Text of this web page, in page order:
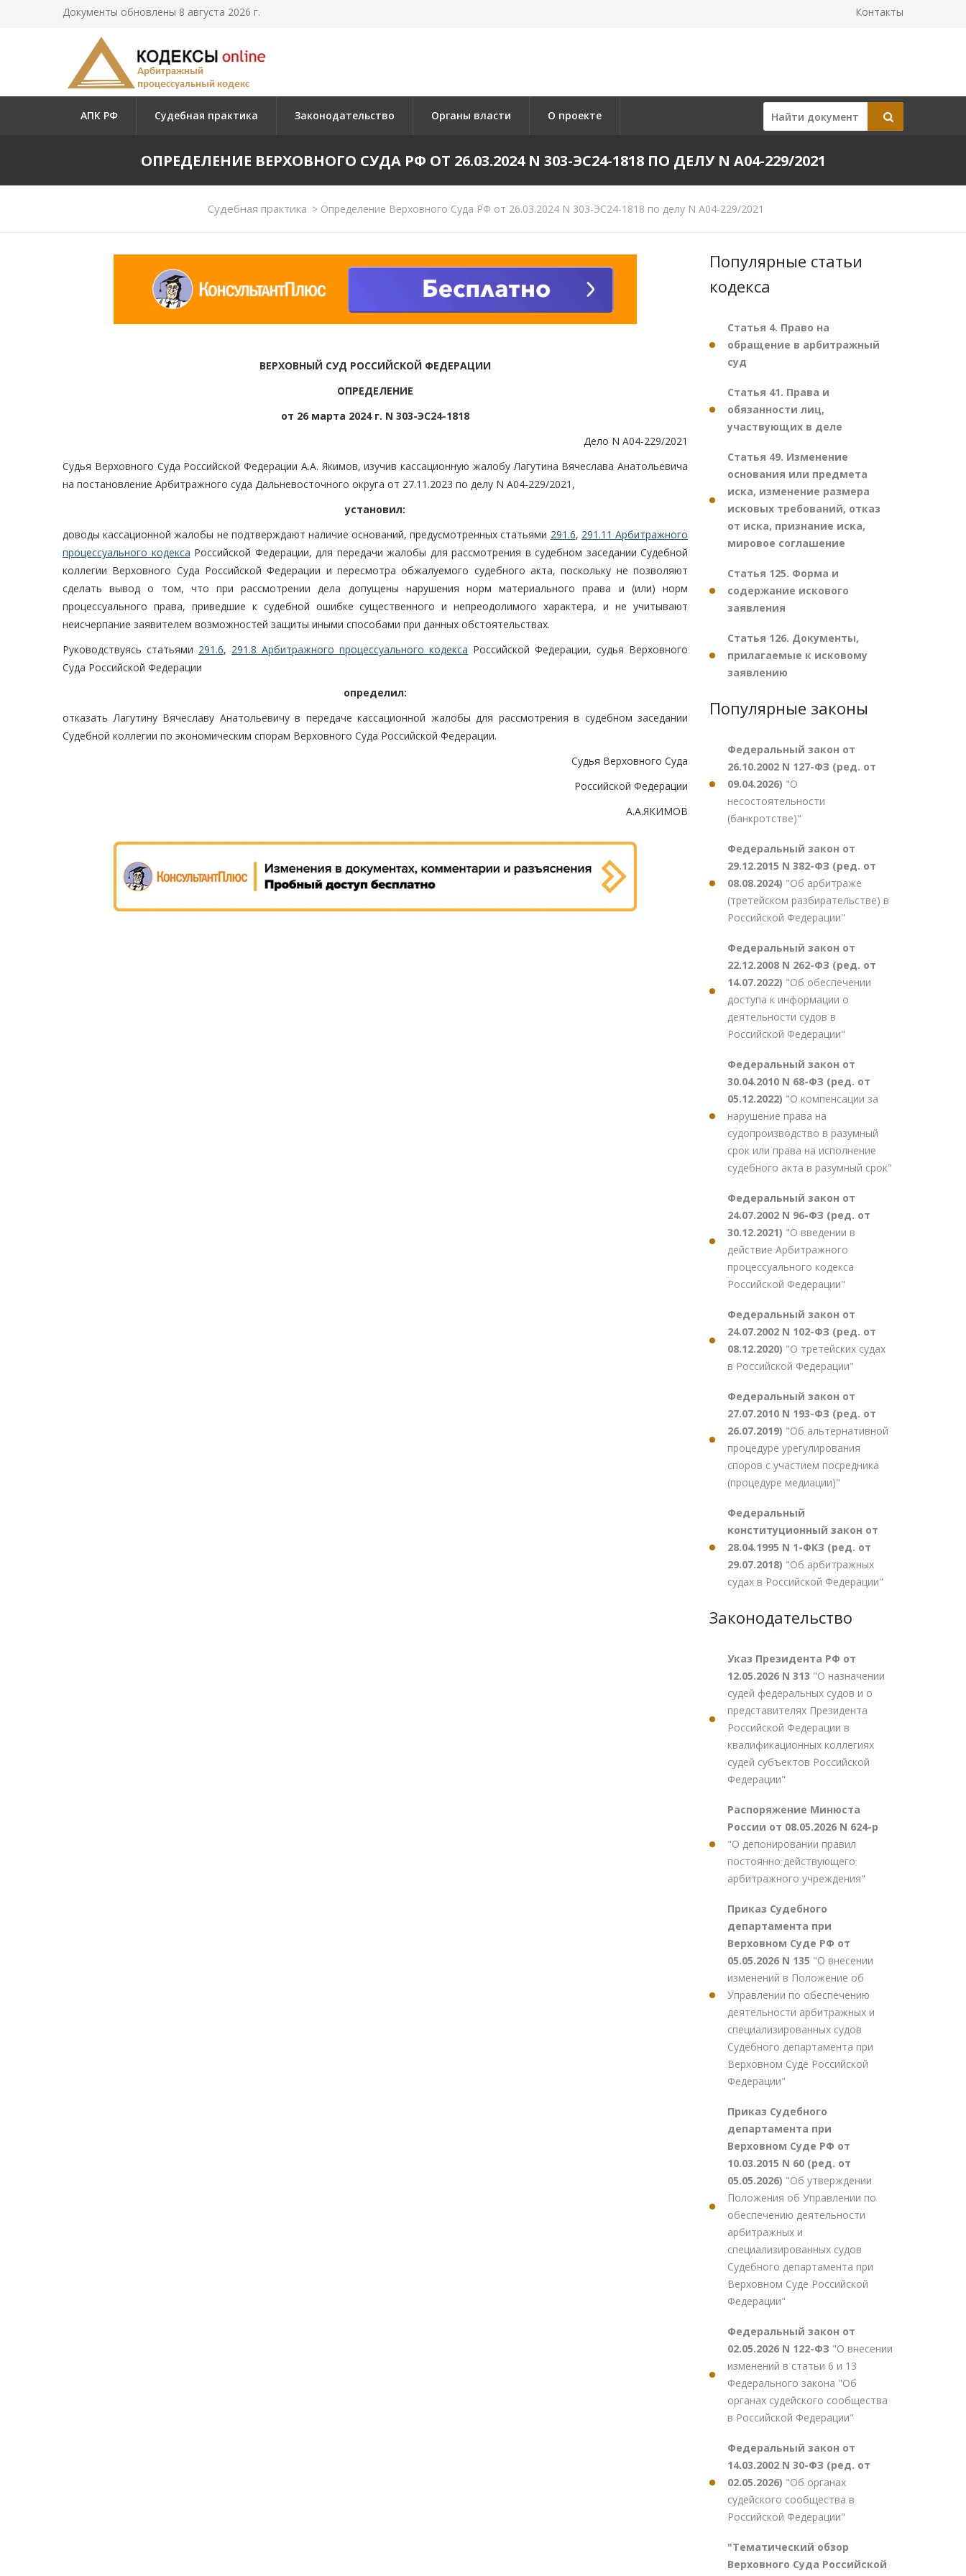
Документы обновлены 8 августа 2026 г. Контакты
АПК РФ Судебная практика Законодательство Органы власти О проекте
ОПРЕДЕЛЕНИЕ ВЕРХОВНОГО СУДА РФ ОТ 26.03.2024 N 303-ЭС24-1818 ПО ДЕЛУ N А04-229/2021
Судебная практика >Определение Верховного Суда РФ от 26.03.2024 N 303-ЭС24-1818 по делу N А04-229/2021
ВЕРХОВНЫЙ СУД РОССИЙСКОЙ ФЕДЕРАЦИИ
ОПРЕДЕЛЕНИЕ
от 26 марта 2024 г. N 303-ЭС24-1818
Дело N А04-229/2021
Судья Верховного Суда Российской Федерации А.А. Якимов, изучив кассационную жалобу Лагутина Вячеслава Анатольевича
на постановление Арбитражного суда Дальневосточного округа от 27.11.2023 по делу N А04-229/2021,
установил:
доводы кассационной жалобы не подтверждают наличие оснований, предусмотренных статьями 291.6, 291.11 Арбитражного
процессуального кодекса Российской Федерации, для передачи жалобы для рассмотрения в судебном заседании Судебной
коллегии Верховного Суда Российской Федерации и пересмотра обжалуемого судебного акта, поскольку не позволяют
сделать вывод о том, что при рассмотрении дела допущены нарушения норм материального права и (или) норм
процессуального права, приведшие к судебной ошибке существенного и непреодолимого характера, и не учитывают
неисчерпание заявителем возможностей защиты иными способами при данных обстоятельствах.
Руководствуясь статьями 291.6, 291.8 Арбитражного процессуального кодекса Российской Федерации, судья Верховного
Суда Российской Федерации
определил:
отказать Лагутину Вячеславу Анатольевичу в передаче кассационной жалобы для рассмотрения в судебном заседании
Судебной коллегии по экономическим спорам Верховного Суда Российской Федерации.
Судья Верховного Суда
Российской Федерации
А.А.ЯКИМОВ
Популярные статьи
кодекса
Статья 4. Право на
обращение в арбитражный
суд
Статья 41. Права и
обязанности лиц,
участвующих в деле
Статья 49. Изменение
основания или предмета
иска, изменение размера
исковых требований, отказ
от иска, признание иска,
мировое соглашение
Статья 125. Форма и
содержание искового
заявления
Статья 126. Документы,
прилагаемые к исковому
заявлению
Популярные законы
Федеральный закон от
26.10.2002 N 127-ФЗ (ред. от
09.04.2026) "О
несостоятельности
(банкротстве)"
Федеральный закон от
29.12.2015 N 382-ФЗ (ред. от
08.08.2024) "Об арбитраже
(третейском разбирательстве) в
Российской Федерации"
Федеральный закон от
22.12.2008 N 262-ФЗ (ред. от
14.07.2022) "Об обеспечении
доступа к информации о
деятельности судов в
Российской Федерации"
Федеральный закон от
30.04.2010 N 68-ФЗ (ред. от
05.12.2022) "О компенсации за
нарушение права на
судопроизводство в разумный
срок или права на исполнение
судебного акта в разумный срок"
Федеральный закон от
24.07.2002 N 96-ФЗ (ред. от
30.12.2021) "О введении в
действие Арбитражного
процессуального кодекса
Российской Федерации"
Федеральный закон от
24.07.2002 N 102-ФЗ (ред. от
08.12.2020) "О третейских судах
в Российской Федерации"
Федеральный закон от
27.07.2010 N 193-ФЗ (ред. от
26.07.2019) "Об альтернативной
процедуре урегулирования
споров с участием посредника
(процедуре медиации)"
Федеральный
конституционный закон от
28.04.1995 N 1-ФКЗ (ред. от
29.07.2018) "Об арбитражных
судах в Российской Федерации"
Законодательство
Указ Президента РФ от
12.05.2026 N 313 "О назначении
судей федеральных судов и о
представителях Президента
Российской Федерации в
квалификационных коллегиях
судей субъектов Российской
Федерации"
Распоряжение Минюста
России от 08.05.2026 N 624-р
"О депонировании правил
постоянно действующего
арбитражного учреждения"
Приказ Судебного
департамента при
Верховном Суде РФ от
05.05.2026 N 135 "О внесении
изменений в Положение об
Управлении по обеспечению
деятельности арбитражных и
специализированных судов
Судебного департамента при
Верховном Суде Российской
Федерации"
Приказ Судебного
департамента при
Верховном Суде РФ от
10.03.2015 N 60 (ред. от
05.05.2026) "Об утверждении
Положения об Управлении по
обеспечению деятельности
арбитражных и
специализированных судов
Судебного департамента при
Верховном Суде Российской
Федерации"
Федеральный закон от
02.05.2026 N 122-ФЗ "О внесении
изменений в статьи 6 и 13
Федерального закона "Об
органах судейского сообщества
в Российской Федерации"
Федеральный закон от
14.03.2002 N 30-ФЗ (ред. от
02.05.2026) "Об органах
судейского сообщества в
Российской Федерации"
"Тематический обзор
Верховного Суда Российской